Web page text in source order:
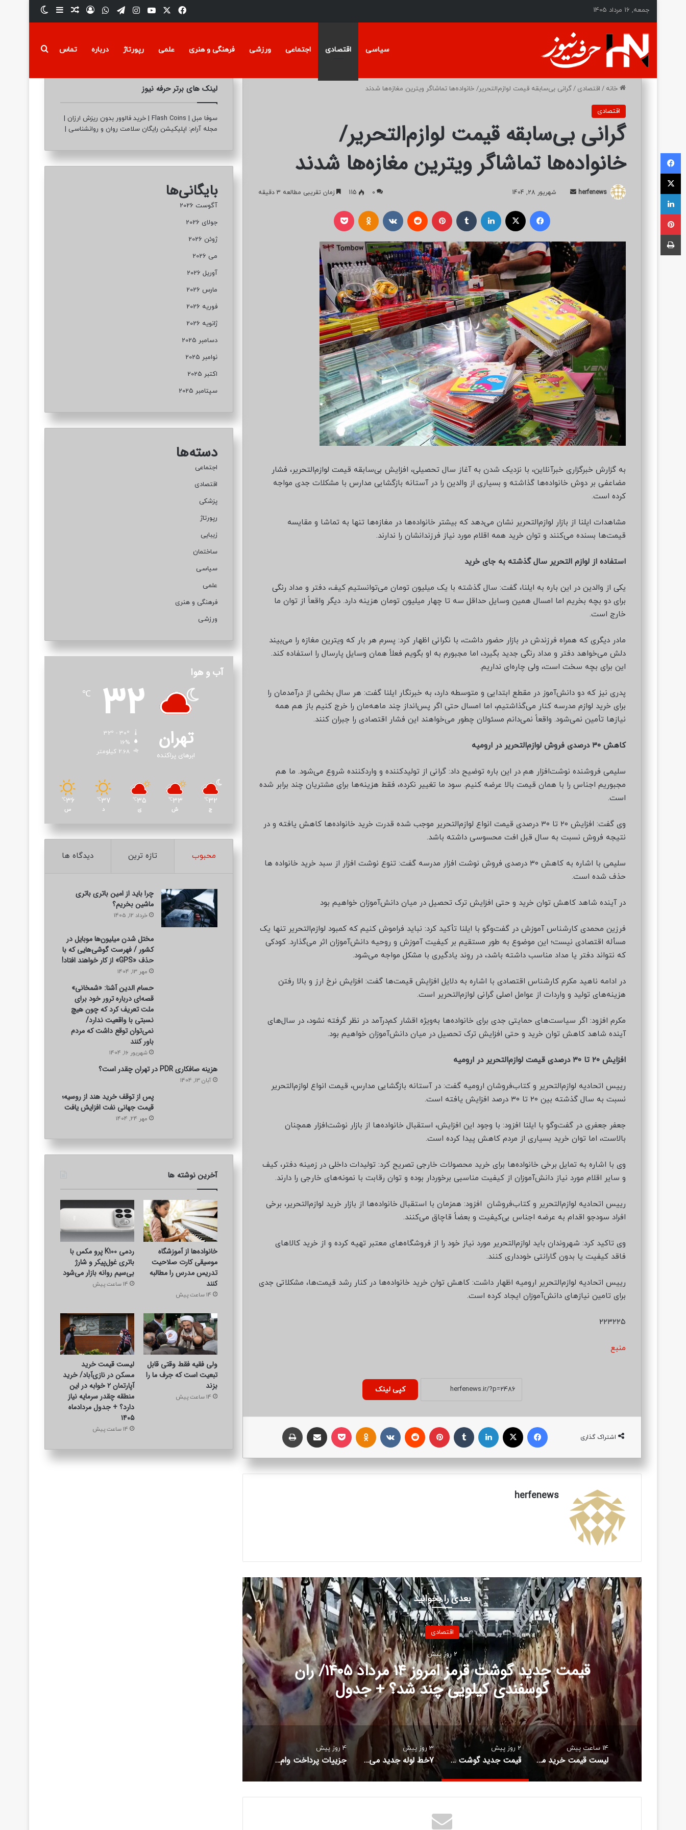
جمعه, 16 مرداد 1405 فیسبوک
ایکس یوتیوباینستاگرام
تلگرام واتس آپ
ورود نوشته تصادفی
سایدبار
سیاسی اقتصادی اجتماعی ورزشی فرهنگی و هنری علمی رپورتاژ درباره تماس
خانه / اقتصادی /گرانی بی‌سابقه قیمت لوازم‌التحریر/ خانواده‌ها تماشاگر ویترین مغازه‌ها شدند
اقتصادی
گرانی بی‌سابقه قیمت لوازم‌التحریر/
خانواده‌ها تماشاگر ویترین مغازه‌ها شدند
herfenews
ل
ب
ه
ا
م
ی
ل
شهریور 28, 1404 0
115 زمان تقریبی مطالعه 3 دقیقه
ایکس
به گزارش خبرگزاری خبرآنلاین، با نزدیک شدن به آغاز سال تحصیلی، افزایش بی‌سابقه قیمت لوازم‌التحریر، فشار
مضاعفی بر دوش خانواده‌ها گذاشته و بسیاری از والدین را در آستانه بازگشایی مدارس با مشکلات جدی مواجه
کرده است.
مشاهدات ایلنا از بازار لوازم‌التحریر نشان می‌دهد که بیشتر خانواده‌ها در مغازه‌ها تنها به تماشا و مقایسه
قیمت‌ها بسنده می‌کنند و توان خرید همه اقلام مورد نیاز فرزندانشان را ندارند.
استفاده از لوازم التحریر سال گذشته به جای خرید
یکی از والدین در این باره به ایلنا، گفت: سال گذشته با یک میلیون تومان می‌توانستیم کیف، دفتر و مداد رنگی
برای دو بچه بخریم اما امسال همین وسایل حداقل سه تا چهار میلیون تومان هزینه دارد. دیگر واقعاً از توان ما
خارج است.
مادر دیگری که همراه فرزندش در بازار حضور داشت، با نگرانی اظهار کرد: پسرم هر بار که ویترین مغازه را می‌بیند
دلش می‌خواهد دفتر و مداد رنگی جدید بگیرد، اما مجبورم به او بگویم فعلاً همان وسایل پارسال را استفاده کند.
این برای بچه سخت است، ولی چاره‌ای نداریم.
پدری نیز که دو دانش‌آموز در مقطع ابتدایی و متوسطه دارد، به خبرنگار ایلنا گفت: هر سال بخشی از درآمدمان را
برای خرید لوازم مدرسه کنار می‌گذاشتیم، اما امسال حتی اگر پس‌انداز چند ماهه‌مان را خرج کنیم باز هم همه
نیازها تأمین نمی‌شود. واقعاً نمی‌دانم مسئولان چطور می‌خواهند این فشار اقتصادی را جبران کنند.
کاهش ۳۰ درصدی فروش لوازم‌التحریر در ارومیه
سلیمی فروشنده نوشت‌افزار هم در این باره توضیح داد: گرانی از تولیدکننده و واردکننده شروع می‌شود. ما هم
مجبوریم اجناس را با همان قیمت بالا عرضه کنیم. سود ما تغییر نکرده، فقط هزینه‌ها برای مشتریان چند برابر شده
است.
وی گفت: افزایش ۲۰ تا ۳۰ درصدی قیمت انواع لوازم‌التحریر موجب شده قدرت خرید خانواده‌ها کاهش یافته و در
نتیجه فروش نسبت به سال قبل افت محسوسی داشته باشد.
سلیمی با اشاره به کاهش ۳۰ درصدی فروش نوشت افزار مدرسه گفت: تنوع نوشت افزار از سبد خرید خانواده ها
حذف شده است.
در آینده شاهد کاهش توان خرید و حتی افزایش ترک تحصیل در میان دانش‌آموزان خواهیم بود
فرزین محمدی کارشناس آموزش در گفت‌وگو با ایلنا تأکید کرد: نباید فراموش کنیم که کمبود لوازم‌التحریر تنها یک
مسأله اقتصادی نیست؛ این موضوع به طور مستقیم بر کیفیت آموزش و روحیه دانش‌آموزان اثر می‌گذارد. کودکی
که نتواند دفتر یا مداد مناسب داشته باشد، در روند یادگیری با مشکل مواجه می‌شود.
در ادامه ناهید مکرم کارشناس اقتصادی با اشاره به دلایل افزایش قیمت‌ها گفت: افزایش نرخ ارز و بالا رفتن
هزینه‌های تولید و واردات از عوامل اصلی گرانی لوازم‌التحریر است.
مکرم افزود: اگر سیاست‌های حمایتی جدی برای خانواده‌ها به‌ویژه اقشار کم‌درآمد در نظر گرفته نشود، در سال‌های
آینده شاهد کاهش توان خرید و حتی افزایش ترک تحصیل در میان دانش‌آموزان خواهیم بود.
افزایش ۲۰ تا ۳۰ درصدی قیمت لوازم‌التحریر در ارومیه
رییس اتحادیه لوازم‌التحریر و کتاب‌فروشان ارومیه گفت: در آستانه بازگشایی مدارس، قیمت انواع لوازم‌التحریر
نسبت به سال گذشته بین ۲۰ تا ۳۰ درصد افزایش یافته است.
جعفر جعفری در گفت‌وگو با ایلنا افزود: با وجود این افزایش، استقبال خانواده‌ها از بازار نوشت‌افزار همچنان
بالاست، اما توان خرید بسیاری از مردم کاهش پیدا کرده است.
وی با اشاره به تمایل برخی خانواده‌ها برای خرید محصولات خارجی تصریح کرد: تولیدات داخلی در زمینه دفتر، کیف
و سایر اقلام مورد نیاز دانش‌آموزان از کیفیت مناسبی برخوردار بوده و توان رقابت با نمونه‌های خارجی را دارند.
رییس اتحادیه لوازم‌التحریر و کتاب‌فروشان افزود: همزمان با استقبال خانواده‌ها از بازار خرید لوازم‌التحریر، برخی
افراد سودجو اقدام به عرضه اجناس بی‌کیفیت و بعضاً قاچاق می‌کنند.
وی تاکید کرد: شهروندان باید لوازم‌التحریر مورد نیاز خود را از فروشگاه‌های معتبر تهیه کرده و از خرید کالاهای
فاقد کیفیت یا بدون گارانتی خودداری کنند.
رییس اتحادیه لوازم‌التحریر ارومیه اظهار داشت: کاهش توان خرید خانواده‌ها در کنار رشد قیمت‌ها، مشکلاتی جدی
برای تامین نیازهای دانش‌آموزان ایجاد کرده است.
۲۲۳۲۲۵
منبع
کپی لینک
اشتراک گذاری
ایکس
herfenews
بعدی را بخوانید
اقتصادی
3 روز پیش
7خط لوله جدید می خواهند تنگه هرمز را دور بزنند/
وابستگی ها به این تنگه استراتژیک کاهش می یابد
14 ساعت پیش
لیست قیمت خرید مسکن در نازی‌آباد/ خرید آپارتمان ۲ خوابه در این منطقه چقدر سرمایه نیاز دارد؟ + جدول مردادماه ۱۴۰۵
2 روز پیش
قیمت جدید گوشت قرمز امروز ۱۴ مرداد ۱۴۰۵/ ران گوسفندی کیلویی چند شد؟ + جدول
3 روز پیش
7خط لوله جدید می خواهند تنگه هرمز را دور بزنند/ وابستگی ها به این تنگه استراتژیک کاهش می یابد
4 روز پیش
جزییات پرداخت وام بازسازی مسکن به آسیب‌دیدگان جنگ/ سقف وام چقدر است؟
لینک های برتر حرفه نیوز
سوفا مبل |
Flash Coins
|خرید فالوور بدون ریزش ارزان |
مجله آرام: اپلیکیشن رایگان سلامت روان و روانشناسی |
بایگانی‌ها
آگوست 2026
جولای 2026
ژوئن 2026
می 2026
آوریل 2026
مارس 2026
فوریه 2026
ژانویه 2026
دسامبر 2025
نوامبر 2025
اکتبر 2025
سپتامبر 2025
دسته‌ها
اجتماعی
اقتصادی
پزشکی
رپورتاژ
زیبایی
ساختمان
سیاسی
علمی
فرهنگی و هنری
ورزشی
آب و هوا
تهران
ابرهای پراکنده
32
℃
16%
2.68 کیلومتر
32
℃
ج
33
℃
ش
35
℃
ی
37
℃
د
36
℃
س
محبوب تازه ترین دیدگاه ها
چرا باید از امین باتری باتری
ماشین بخریم؟
خرداد 12, 1405
مختل شدن میلیون‌ها موبایل در
کشور / فهرست گوشی‌هایی که با
حذف «GPS» از کار خواهند افتاد!
مهر 13, 1404
حسام الدین آشنا: «شمخانی»
قصه‌ای درباره ترور خود برای
ملت تعریف کرد که چون هیچ
نسبتی با واقعیت ندارد/
نمی‌توان توقع داشت که مردم
باور کنند
شهریور 16, 1404
هزینه صافکاری PDR در تهران چقدر است؟
آبان 13, 1404
پس از توقف خرید هند از روسیه؛
قیمت جهانی نفت افزایش یافت
مهر 24, 1404
آخرین نوشته ها
خانواده‌ها از آموزشگاه
موسیقی کارت صلاحیت
تدریس مدرس را مطالبه
کنند
14 ساعت پیش
ردمی K100 پرو مکس با
باتری غول‌پیکر و شارژ
بی‌سیم روانه بازار می‌شود
14 ساعت پیش
ولی فقیه فقط وقتی قابل
تبعیت است که جرف ما را
بزند
14 ساعت پیش
لیست قیمت خرید
مسکن در نازی‌آباد/ خرید
آپارتمان ۲ خوابه در این
منطقه چقدر سرمایه نیاز
دارد؟ + جدول مردادماه
۱۴۰۵
14 ساعت پیش